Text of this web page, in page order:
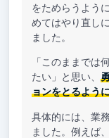
をためらうよう
めてはやり直し
ました。
「このままでは
たい」と思い、
ョンをとるよう
具体的には、業
ました。例えば